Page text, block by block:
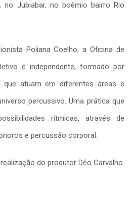
no Jubiabar, no boêmio bairro Rio
Poliana Coelho, a Oficina de
e independente, formado por
que atuam em diferentes áreas e
percussivo. Uma prática que
rítmicas, através de
e percussão corporal.
do produtor Déo Carvalho.